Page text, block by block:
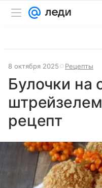
8 октября 2025 Рецепты
Булочки на
рецепт